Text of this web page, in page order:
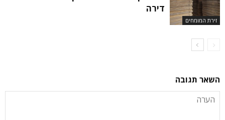
זירת המומחים
דירה
השאר תגובה